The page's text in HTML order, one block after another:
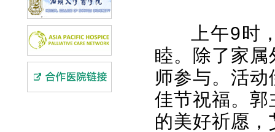
上午9时
睦。除了家
师参与。活
佳节祝福。
的美好祈愿